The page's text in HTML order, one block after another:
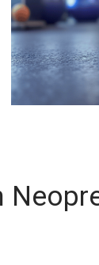
für dein